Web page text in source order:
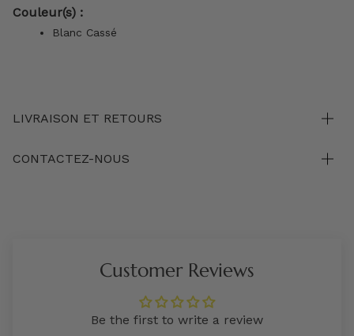
Couleur(s) :
Blanc Cassé
LIVRAISON ET RETOURS
CONTACTEZ-NOUS
Customer Reviews
Be the first to write a review